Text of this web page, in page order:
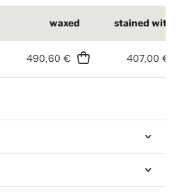
waxed stained with
490,60 € 407,00 €